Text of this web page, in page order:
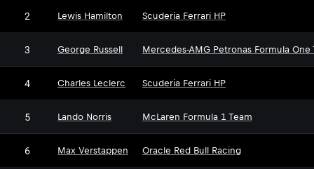
2 Lewis Hamilton Scuderia Ferrari HP
3 George Russell Mercedes-AMG Petronas Formula One
4 Charles Leclerc Scuderia Ferrari HP
5 Lando Norris McLaren Formula 1 Team
6 Max Verstappen Oracle Red Bull Racing